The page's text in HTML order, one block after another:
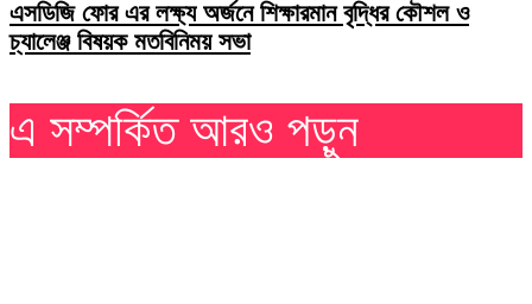
এসডিজি ফোর এর লক্ষ্য অর্জনে শিক্ষারমান বৃদ্ধির কৌশল ও
চ্যালেঞ্জ বিষয়ক মতবিনিময় সভা
এ সম্পর্কিত আরও পড়ুন